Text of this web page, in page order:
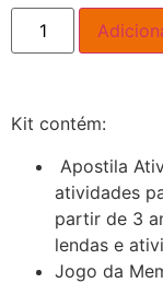
Kit contém:
Apostila
atividades
partir de 3
lendas e
Jogo da